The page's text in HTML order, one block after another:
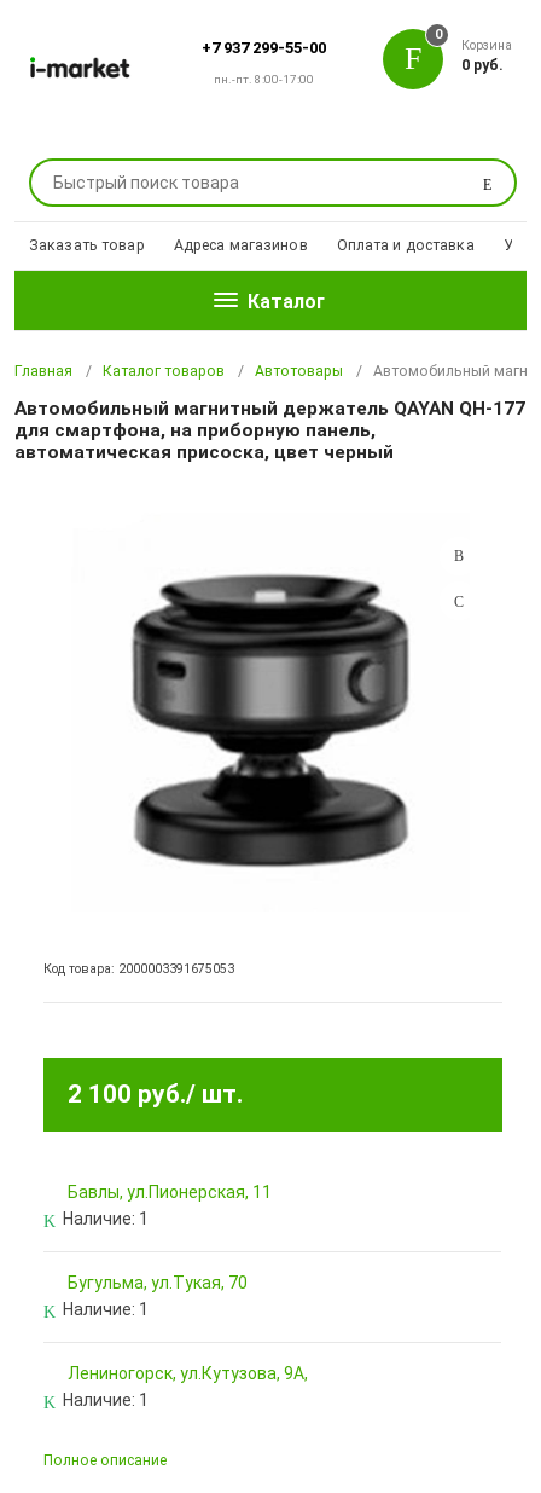
+7 937 299-55-00
пн.-пт. 8:00-17:00
Поиск
0
Корзина
0 руб.
Заказать товар Адреса магазинов Оплата и доставка
Каталог
Главная Каталог товаров Автотовары Автомобильный
Автомобильный магнитный держатель QAYAN QH-177
для смартфона, на приборную панель,
автоматическая присоска, цвет черный
Код товара: 2000003391675053
2 100 руб./ шт.
Бавлы, ул.Пионерская, 11
Наличие: 1
Бугульма, ул.Тукая, 70
Наличие: 1
Лениногорск, ул.Кутузова, 9А,
Наличие: 1
Полное описание